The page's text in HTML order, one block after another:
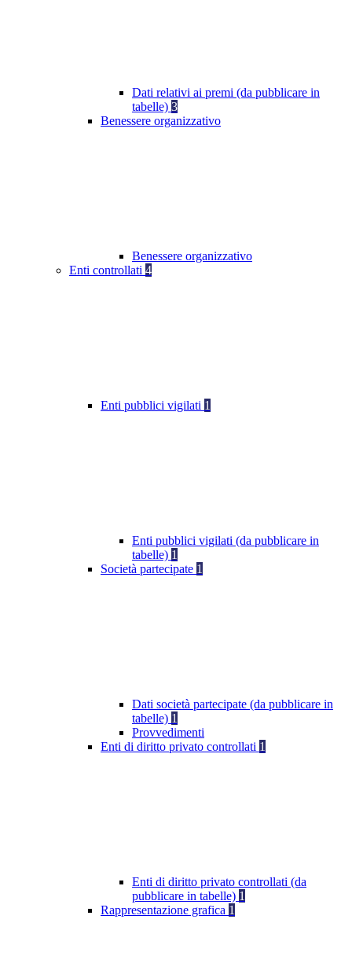
Dati relativi ai premi (da pubblicare in
tabelle) 3
Benessere organizzativo
Benessere organizzativo
Enti controllati 4
Enti pubblici vigilati 1
Enti pubblici vigilati (da pubblicare in
tabelle) 1
Società partecipate 1
Dati società partecipate (da pubblicare in
tabelle) 1
Provvedimenti
Enti di diritto privato controllati 1
Enti di diritto privato controllati (da
pubblicare in tabelle) 1
Rappresentazione grafica 1